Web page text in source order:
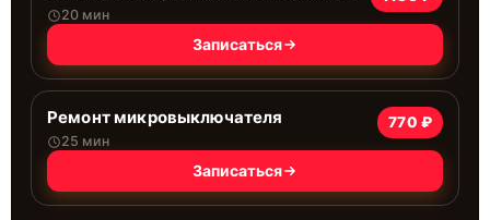
20 мин
Записаться
Ремонт микровыключателя
25 мин
770 ₽
Записаться